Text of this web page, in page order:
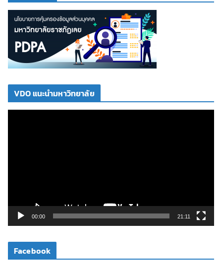
VDO แนะนำมหาวิทยาลัย
ดี
โ
00:00 21:11
Facebook